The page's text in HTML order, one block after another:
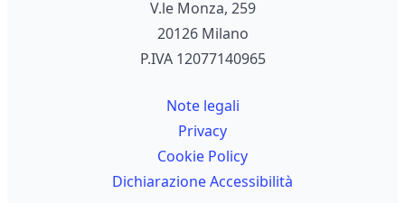
V.le Monza, 259
20126 Milano
P.IVA 12077140965
Note legali
Privacy
Cookie Policy
Dichiarazione Accessibilità